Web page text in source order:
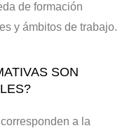
de formación
y ámbitos de trabajo.
SON
a la